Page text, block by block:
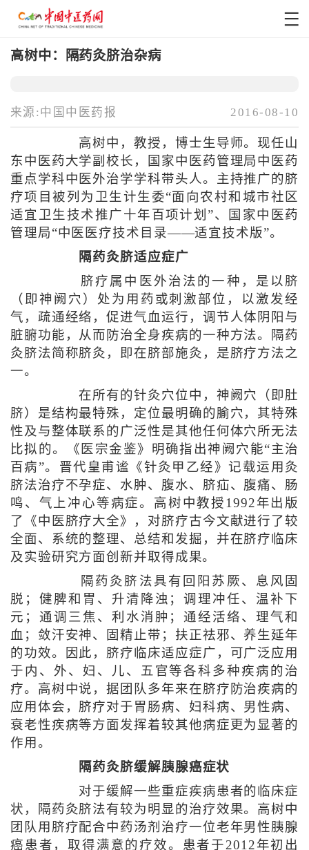
高树中：隔药灸脐治杂病
来源:中国中医药报 2016-08-10
高树中，教授，博士生导师。现任山
东中医药大学副校长，国家中医药管理局中医药
重点学科中医外治学学科带头人。主持推广的脐
疗项目被列为卫生计生委“面向农村和城市社区
适宜卫生技术推广十年百项计划”、国家中医药
管理局“中医医疗技术目录——适宜技术版”。
隔药灸脐适应症广
脐疗属中医外治法的一种，是以脐
（即神阙穴）处为用药或刺激部位，以激发经
气，疏通经络，促进气血运行，调节人体阴阳与
脏腑功能，从而防治全身疾病的一种方法。隔药
灸脐法简称脐灸，即在脐部施灸，是脐疗方法之
一。
在所有的针灸穴位中，神阙穴（即肚
脐）是结构最特殊，定位最明确的腧穴，其特殊
性及与整体联系的广泛性是其他任何体穴所无法
比拟的。《医宗金鉴》明确指出神阙穴能“主治
百病”。晋代皇甫谧《针灸甲乙经》记载运用灸
脐法治疗不孕症、水肿、腹水、脐疝、腹痛、肠
鸣、气上冲心等病症。高树中教授1992年出版
了《中医脐疗大全》，对脐疗古今文献进行了较
全面、系统的整理、总结和发掘，并在脐疗临床
及实验研究方面创新并取得成果。
隔药灸脐法具有回阳苏厥、息风固
脱；健脾和胃、升清降浊；调理冲任、温补下
元；通调三焦、利水消肿；通经活络、理气和
血；敛汗安神、固精止带；扶正祛邪、养生延年
的功效。因此，脐疗临床适应症广，可广泛应用
于内、外、妇、儿、五官等各科多种疾病的治
疗。高树中说，据团队多年来在脐疗防治疾病的
应用体会，脐疗对于胃肠病、妇科病、男性病、
衰老性疾病等方面发挥着较其他病症更为显著的
作用。
隔药灸脐缓解胰腺癌症状
对于缓解一些重症疾病患者的临床症
状，隔药灸脐法有较为明显的治疗效果。高树中
团队用脐疗配合中药汤剂治疗一位老年男性胰腺
癌患者，取得满意的疗效。患者于2012年初出